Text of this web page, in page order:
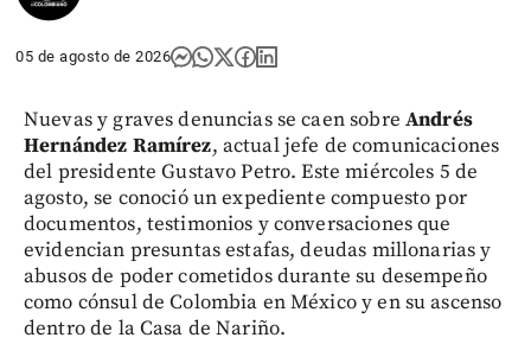
05 de agosto de 2026
Nuevas y graves denuncias se caen sobre Andrés
Hernández Ramírez, actual jefe de comunicaciones
del presidente Gustavo Petro. Este miércoles 5 de
agosto, se conoció un expediente compuesto por
documentos, testimonios y conversaciones que
evidencian presuntas estafas, deudas millonarias y
abusos de poder cometidos durante su desempeño
como cónsul de Colombia en México y en su ascenso
dentro de la Casa de Nariño.